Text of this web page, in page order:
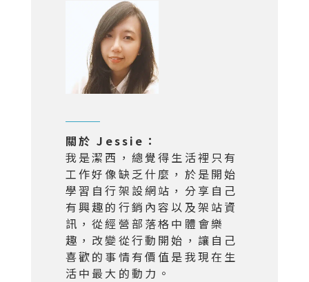
關於 Jessie：
我是潔西，總覺得生活裡只有
工作好像缺乏什麼，於是開始
學習自行架設網站，分享自己
有興趣的行銷內容以及架站資
訊，從經營部落格中體會樂
趣，改變從行動開始，讓自己
喜歡的事情有價值是我現在生
活中最大的動力。